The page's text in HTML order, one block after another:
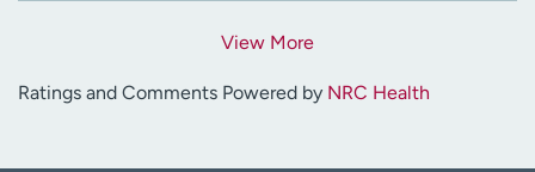
View More
Ratings and Comments Powered by NRC Health